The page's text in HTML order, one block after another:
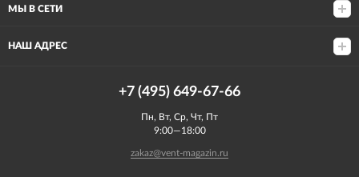
МЫ В СЕТИ
НАШ АДРЕС
+7 (495) 649-67-66
Пн, Вт, Ср, Чт, Пт
9:00—18:00
zakaz@vent-magazin.ru